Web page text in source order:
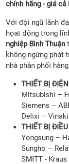
chính hãng - giá cả
Với đội ngũ lãnh
họat động trong
nghiệp Bình Thuận
không ngừng phát
nhà phân phối
THIẾT BỊ
Mitsubishi –
Siemens –
Delixi –
THIẾT BỊ
Yongsung –
Sungho –
SMITT -